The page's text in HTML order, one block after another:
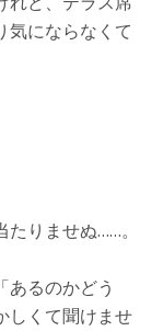
気にならなくて
りませぬ……。
あるのかどう
しくて聞けませ